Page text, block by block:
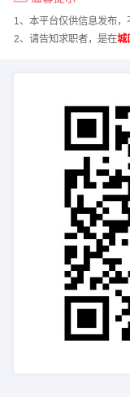
1、本平台仅供信息发布，
2、请告知求职者，是在城